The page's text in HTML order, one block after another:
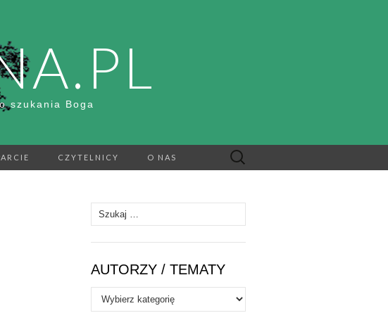
szukania Boga
CZYTELNICY O NAS Szukaj:
Szukaj:
AUTORZY / TEMATY
Autorzy
/